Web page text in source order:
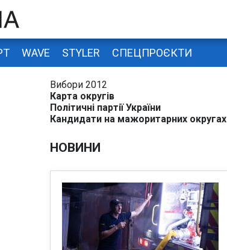
WAVE STYLER СПЕЦПРОЄКТИ
Вибори 2012
Карта округів
Політичні партії України
Кандидати на мажоритарних округах
НОВИНИ